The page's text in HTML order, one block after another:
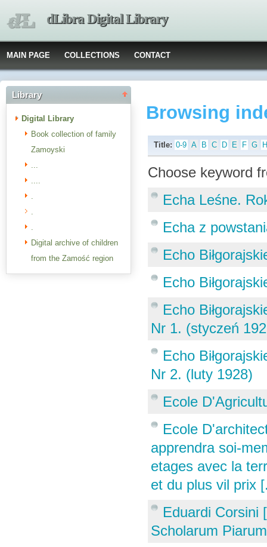
dLibra Digital Library
MAIN PAGE COLLECTIONS CONTACT
Library
Digital Library
Book collection of family
Zamoyski
...
....
.
.
.
Digital archive of children
from the Zamość region
Browsing
Title: 0-9 A B C D E F G
Choose keyword
Echa Leśne.
Echa z
Echo
Echo
Echo
Nr 1. (styczeń
Echo
Nr 2. (luty 1928)
Ecole
Ecole
apprendra soi-
etages avec la
et du plus vil prix
Eduardi Corsini
Scholarum